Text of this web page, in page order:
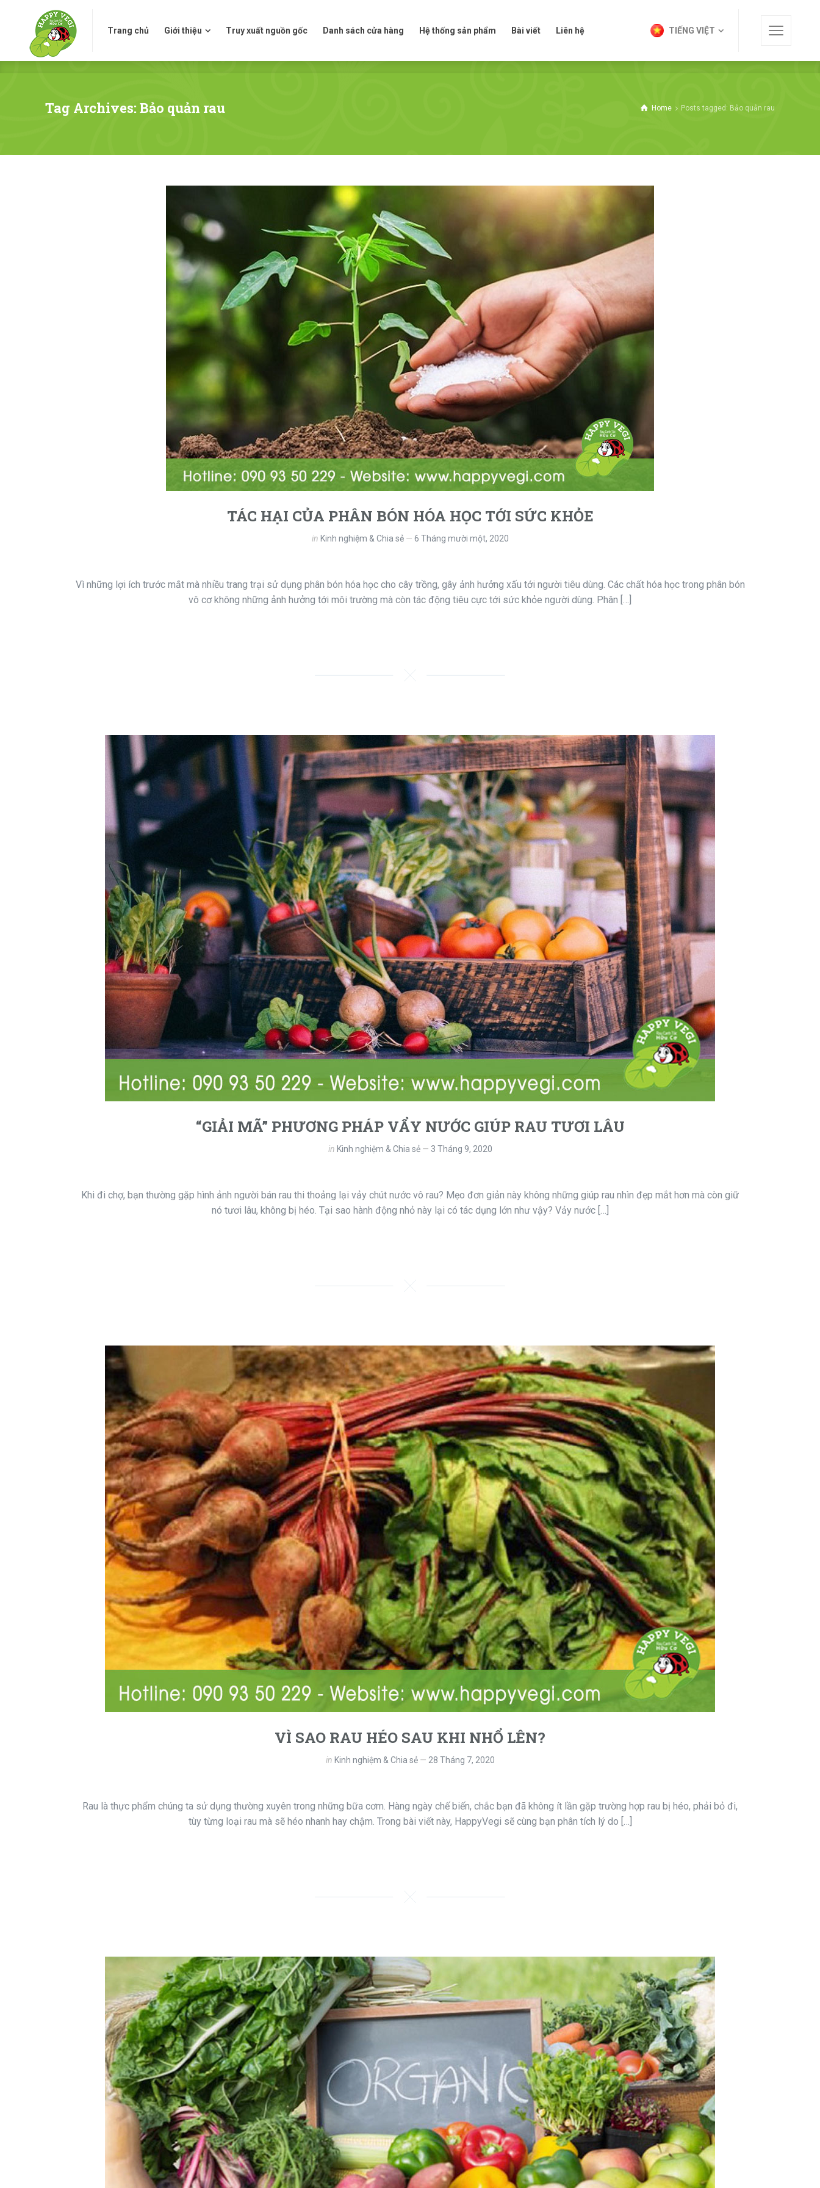
Trang chủ Giới thiệu Truy xuất nguồn gốc Danh sách cửa hàng Hệ thống sản phẩm Bài viết Liên hệ TIẾNG VIỆT
Tag Archives: Bảo quản rau Home Posts tagged: Bảo quản rau
TÁC HẠI CỦA PHÂN BÓN HÓA HỌC TỚI SỨC KHỎE
in Kinh nghiệm & Chia sẻ 6 Tháng mười một, 2020
Vì những lợi ích trước mắt mà nhiều trang trại sử dụng phân bón hóa học cho cây trồng, gây ảnh hưởng xấu tới người tiêu dùng. Các chất hóa học trong phân bón
vô cơ không những ảnh hưởng tới môi trường mà còn tác động tiêu cực tới sức khỏe người dùng. Phân […]
“GIẢI MÃ” PHƯƠNG PHÁP VẨY NƯỚC GIÚP RAU TƯƠI LÂU
in Kinh nghiệm & Chia sẻ 3 Tháng 9, 2020
Khi đi chợ, bạn thường gặp hình ảnh người bán rau thi thoảng lại vảy chút nước vô rau? Mẹo đơn giản này không những giúp rau nhìn đẹp mắt hơn mà còn giữ
nó tươi lâu, không bị héo. Tại sao hành động nhỏ này lại có tác dụng lớn như vậy? Vảy nước […]
VÌ SAO RAU HÉO SAU KHI NHỔ LÊN?
in Kinh nghiệm & Chia sẻ 28 Tháng 7, 2020
Rau là thực phẩm chúng ta sử dụng thường xuyên trong những bữa cơm. Hàng ngày chế biến, chắc bạn đã không ít lần gặp trường hợp rau bị héo, phải bỏ đi,
tùy từng loại rau mà sẽ héo nhanh hay chậm. Trong bài viết này, HappyVegi sẽ cùng bạn phân tích lý do […]